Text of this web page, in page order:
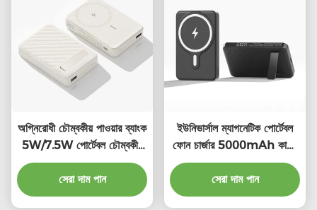
অগ্নিরোধী চৌম্বকীয় পাওয়ার ব্যাংক
5W/7.5W পোর্টেবল চৌম্বকীয়
ওয়্যারলেস চার্জার
সেরা দাম পান
ইউনিভার্সাল ম্যাগনেটিক পোর্টেবল
ফোন চার্জার 5000mAh কালো
ভাঁজযোগ্য পাওয়ার ব্যাংক
সেরা দাম পান